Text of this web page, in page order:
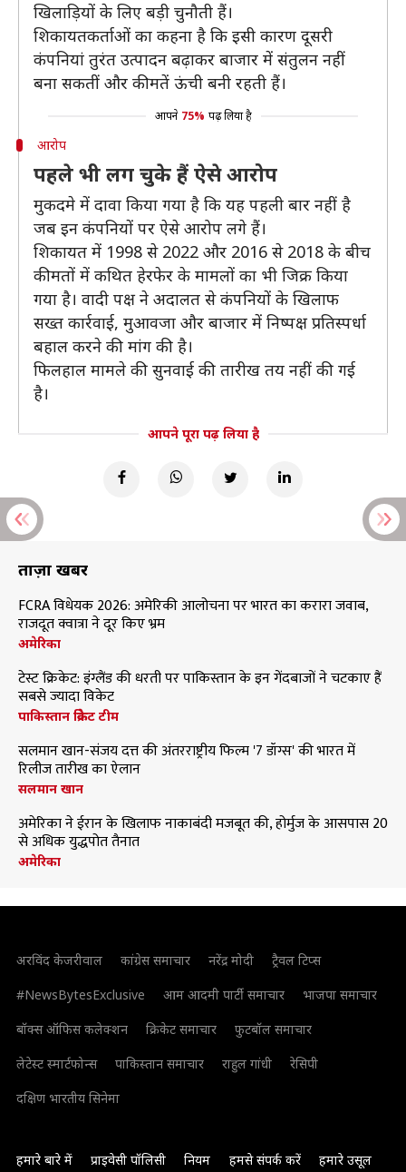
खिलाड़ियों के लिए बड़ी चुनौती हैं।
शिकायतकर्ताओं का कहना है कि इसी कारण दूसरी
कंपनियां तुरंत उत्पादन बढ़ाकर बाजार में संतुलन नहीं
बना सकतीं और कीमतें ऊंची बनी रहती हैं।
आपने 75% पढ़ लिया है
आरोप
पहले भी लग चुके हैं ऐसे आरोप
मुकदमे में दावा किया गया है कि यह पहली बार नहीं है
जब इन कंपनियों पर ऐसे आरोप लगे हैं।
शिकायत में 1998 से 2022 और 2016 से 2018 के बीच
कीमतों में कथित हेरफेर के मामलों का भी जिक्र किया
गया है। वादी पक्ष ने अदालत से कंपनियों के खिलाफ
सख्त कार्रवाई, मुआवजा और बाजार में निष्पक्ष प्रतिस्पर्धा
बहाल करने की मांग की है।
फिलहाल मामले की सुनवाई की तारीख तय नहीं की गई
है।
आपने पूरा पढ़ लिया है
ताज़ा खबरें
FCRA विधेयक 2026: अमेरिकी आलोचना पर भारत का करारा जवाब,
राजदूत क्वात्रा ने दूर किए भ्रम
अमेरिका
टेस्ट क्रिकेट: इंग्लैंड की धरती पर पाकिस्तान के इन गेंदबाजों ने चटकाए हैं
सबसे ज्यादा विकेट
पाकिस्तान क्रिकेट टीम
सलमान खान-संजय दत्त की अंतरराष्ट्रीय फिल्म '7 डॉग्स' की भारत में
रिलीज तारीख का ऐलान
सलमान खान
अमेरिका ने ईरान के खिलाफ नाकाबंदी मजबूत की, होर्मुज के आसपास 20
से अधिक युद्धपोत तैनात
अमेरिका
अरविंद केजरीवाल कांग्रेस समाचार नरेंद्र मोदी
ट्रैवल टिप्स
#NewsBytesExclusive
आम आदमी पार्टी समाचार
भाजपा समाचार
बॉक्स ऑफिस कलेक्शन
क्रिकेट समाचार
फुटबॉल समाचार
लेटेस्ट स्मार्टफोन्स
पाकिस्तान समाचार राहुल गांधी
रेसिपी
दक्षिण भारतीय सिनेमा
हमारे बारे में प्राइवेसी पॉलिसी नियम हमसे संपर्क करें हमारे उसूल